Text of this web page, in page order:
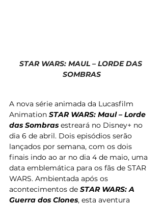
STAR WARS: MAUL – LORDE DAS
SOMBRAS
A nova série animada da Lucasfilm
Animation STAR WARS: Maul – Lorde
das Sombras estreará no Disney+ no
dia 6 de abril. Dois episódios serão
lançados por semana, com os dois
finais indo ao ar no dia 4 de maio, uma
data emblemática para os fãs de STAR
WARS. Ambientada após os
acontecimentos de STAR WARS: A
Guerra dos Clones, esta aventura